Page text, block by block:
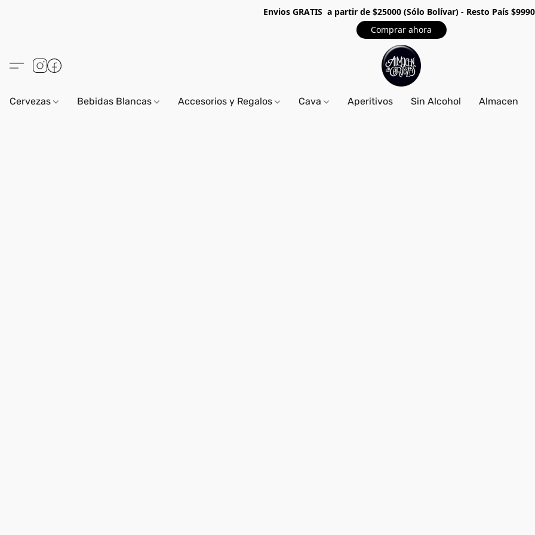
Envios GRATIS a partir de $25000 (Sólo Bolívar) - Resto País
Comprar ahora
Cervezas Bebidas Blancas Accesorios y Regalos Cava Aperitivos Sin Alcohol Almacen